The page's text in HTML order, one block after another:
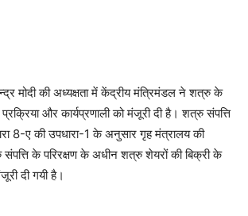
मोदी की अध्यक्षता में केंद्रीय मंत्रिमंडल ने शत्रु के
और कार्यप्रणाली को मंजूरी दी है। शत्रु संपत्ति
8-ए की उपधारा-1 के अनुसार गृह मंत्रालय की
संपत्ति के परिरक्षण के अधीन शत्रु शेयरों की बिक्री के
दी गयी है।